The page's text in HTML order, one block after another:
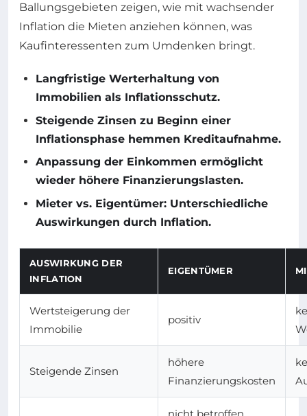
Ballungsgebieten zeigen, wie mit wachsender
Inflation die Mieten anziehen können, was
Kaufinteressenten zum Umdenken bringt.
Langfristige Werterhaltung von
Immobilien als Inflationsschutz.
Steigende Zinsen zu Beginn einer
Inflationsphase hemmen Kreditaufnahme.
Anpassung der Einkommen ermöglicht
wieder höhere Finanzierungslasten.
Mieter vs. Eigentümer: Unterschiedliche
Auswirkungen durch Inflation.
AUSWIRKUNG DER
INFLATION
EIGENTÜMER
Wertsteigerung der
Immobilie
positiv
Steigende Zinsen
höhere
Finanzierungskosten
nicht betroffen